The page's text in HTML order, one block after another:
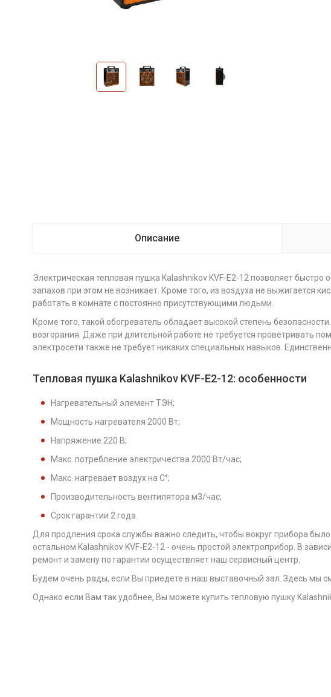
Описание
Электрическая тепловая пушка Kalashnikov KVF-E2-12 позволяет
запахов при этом не возникает. Кроме того, из воздуха не выжигается
работать в комнате с постоянно присутствующими людьми.
Кроме того, такой обогреватель обладает высокой степень
возгорания. Даже при длительной работе не требуется проветривать
электросети также не требует никаких специальных навыков.
Тепловая пушка Kalashnikov KVF-E2-12: особенности
Нагревательный элемент ТЭН;
Мощность нагревателя 2000 Вт;
Напряжение 220 B;
Макс. потребление электричества 2000 Вт/час;
Макс. нагревает воздух на С°;
Производительность вентилятора м3/час;
Срок гарантии 2 года.
Для продления срока службы важно следить, чтобы вокруг прибора
остальном Kalashnikov KVF-E2-12 - очень простой электроприбор. В
ремонт и замену по гарантии осуществляет наш сервисный центр.
Будем очень рады, если Вы приедете в наш выставочный зал. Здесь мы
Однако если Вам так удобнее, Вы можете купить тепловую пушку